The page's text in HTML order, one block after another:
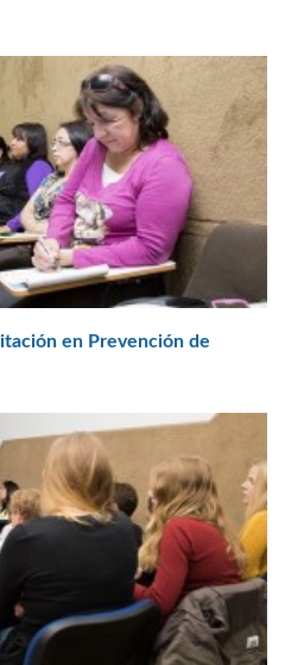
en Prevención de